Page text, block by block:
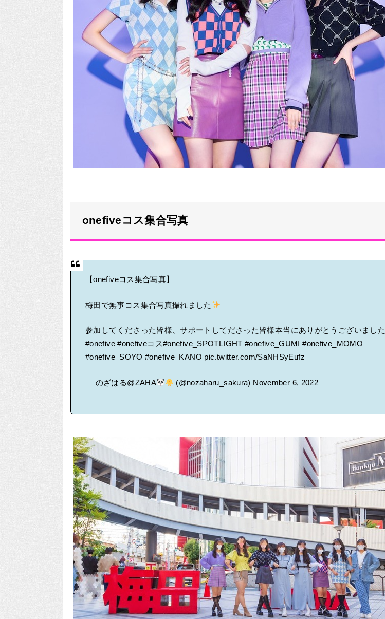
onefiveコス集合写真
【onefiveコス集合写真】
梅田で無事コス集合写真撮れました
参加してくださった皆様、サポートしてださった皆様本当にありがとうございました
#onefive #onefiveコス#onefive_SPOTLIGHT #onefive_GUMI
#onefive_MOMO
#onefive_SOYO #onefive_KANO pic.twitter.com/SaNHSyEufz
— のざはる@ZAHA (@nozaharu_sakura) November 6, 2022